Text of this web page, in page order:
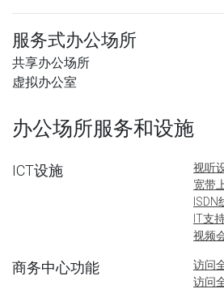
服务式办公场所
共享办公场所
虚拟办公室
办公场所服务和设施
ICT设施
视听
宽带
ISDN
IT支
视频
商务中心功能
访问
访问